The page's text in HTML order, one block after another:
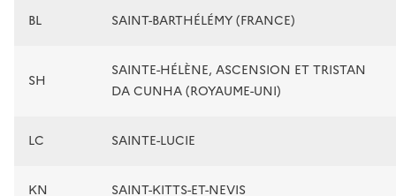
BL SAINT-BARTHÉLÉMY (FRANCE)
SH
SAINTE-HÉLÈNE, ASCENSION ET TRISTAN
DA CUNHA (ROYAUME-UNI)
LC SAINTE-LUCIE
KN SAINT-KITTS-ET-NEVIS